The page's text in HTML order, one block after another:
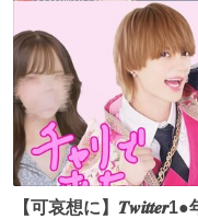
【可哀想に】